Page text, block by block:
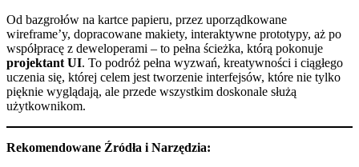
Od bazgrołów na kartce papieru, przez uporządkowane
wireframe’y, dopracowane makiety, interaktywne prototypy, aż po
współpracę z deweloperami – to pełna ścieżka, którą pokonuje
projektant UI. To podróż pełna wyzwań, kreatywności i ciągłego
uczenia się, której celem jest tworzenie interfejsów, które nie tylko
pięknie wyglądają, ale przede wszystkim doskonale służą
użytkownikom.
Rekomendowane Źródła i Narzędzia: